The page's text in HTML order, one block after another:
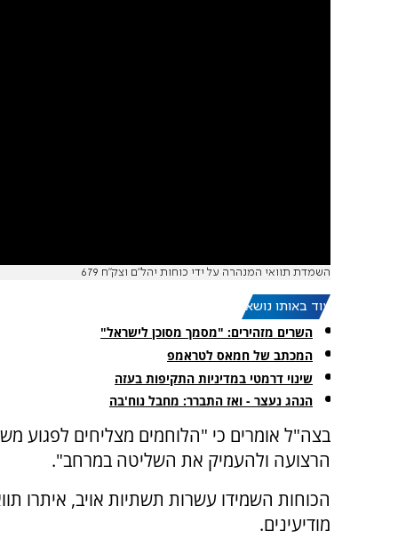
השמדת תוואי המנהרה על ידי כוחות יהל"ם וצק"ח 679
עוד באותו נושא:
השרים מזהירים: "מסמך מסוכן לישראל"
המכתב של חמאס לטראמפ
שינוי דרמטי במדיניות התקיפות בעזה
הנהג נעצר - ואז התברר: מחבל נוח'בה
בצה"ל אומרים כי "הלוחמים מצליחים לפגוע
הרצועה ולהעמיק את השליטה במרחב".
הכוחות השמידו עשרות תשתיות אויב, איתרו
מודיעינים.